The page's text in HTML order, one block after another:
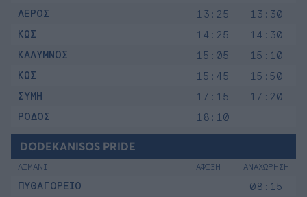
ΛΕΡΟΣ
13:25
13:30
ΚΩΣ
14:25
14:30
ΚΑΛΥΜΝΟΣ
15:05
15:10
ΚΩΣ
15:45
15:50
ΣΥΜΗ
17:15
17:20
ΡΟΔΟΣ
18:10
DODEKANISOS PRIDE
ΛΙΜΑΝΙ ΑΦΙΞΗ ΑΝΑΧΩΡΗΣΗ
ΠΥΘΑΓΟΡΕΙΟ
08:15